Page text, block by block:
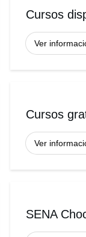
Cursos
Ver
Cursos
Ver
SENA